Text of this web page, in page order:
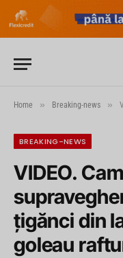
Home » Breaking-news »
BREAKING-NEWS
VIDEO.
țigănci din
goleau